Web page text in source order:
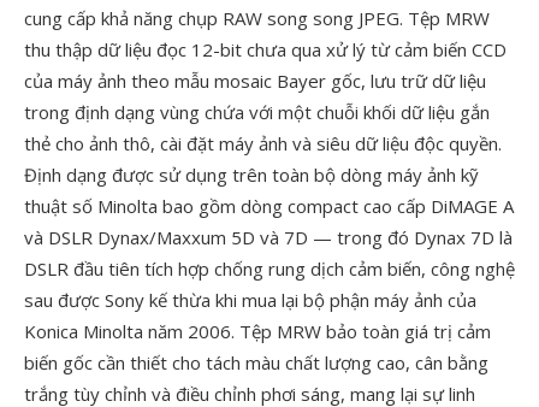
cung cấp khả năng chụp RAW song song JPEG. Tệp MRW
thu thập dữ liệu đọc 12-bit chưa qua xử lý từ cảm biến CCD
của máy ảnh theo mẫu mosaic Bayer gốc, lưu trữ dữ liệu
trong định dạng vùng chứa với một chuỗi khối dữ liệu gắn
thẻ cho ảnh thô, cài đặt máy ảnh và siêu dữ liệu độc quyền.
Định dạng được sử dụng trên toàn bộ dòng máy ảnh kỹ
thuật số Minolta bao gồm dòng compact cao cấp DiMAGE A
và DSLR Dynax/Maxxum 5D và 7D — trong đó Dynax 7D là
DSLR đầu tiên tích hợp chống rung dịch cảm biến, công nghệ
sau được Sony kế thừa khi mua lại bộ phận máy ảnh của
Konica Minolta năm 2006. Tệp MRW bảo toàn giá trị cảm
biến gốc cần thiết cho tách màu chất lượng cao, cân bằng
trắng tùy chỉnh và điều chỉnh phơi sáng, mang lại sự linh